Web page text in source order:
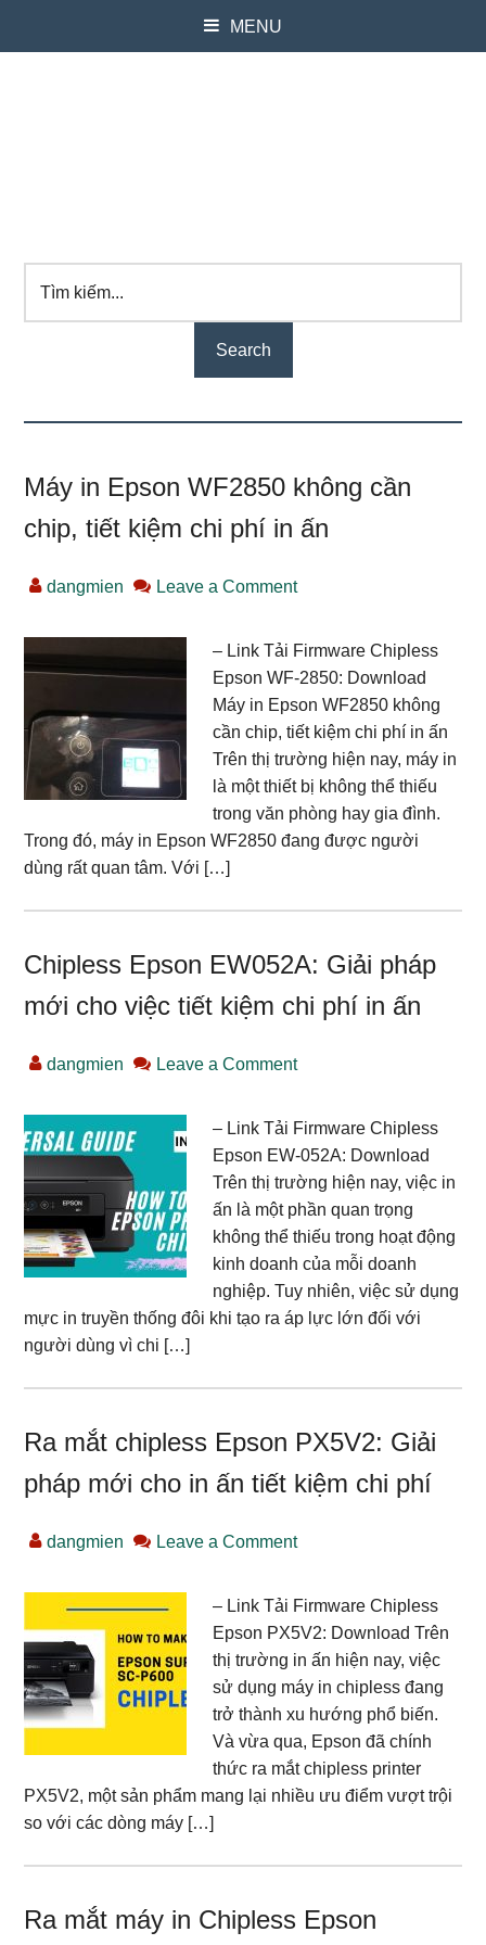
MENU
kiếm...
Máy in Epson WF2850 không cần
chip, tiết kiệm chi phí in ấn
dangmien Leave a Comment
– Link Tải Firmware Chipless
Epson WF-2850: Download
Máy in Epson WF2850 không
cần chip, tiết kiệm chi phí in ấn
Trên thị trường hiện nay, máy in
là một thiết bị không thể thiếu
trong văn phòng hay gia đình.
Trong đó, máy in Epson WF2850 đang được người
dùng rất quan tâm. Với […]
Chipless Epson EW052A: Giải pháp
mới cho việc tiết kiệm chi phí in ấn
dangmien Leave a Comment
– Link Tải Firmware Chipless
Epson EW-052A: Download
Trên thị trường hiện nay, việc in
ấn là một phần quan trọng
không thể thiếu trong hoạt động
kinh doanh của mỗi doanh
nghiệp. Tuy nhiên, việc sử dụng
mực in truyền thống đôi khi tạo ra áp lực lớn đối với
người dùng vì chi […]
Ra mắt chipless Epson PX5V2: Giải
pháp mới cho in ấn tiết kiệm chi phí
dangmien Leave a Comment
– Link Tải Firmware Chipless
Epson PX5V2: Download Trên
thị trường in ấn hiện nay, việc
sử dụng máy in chipless đang
trở thành xu hướng phổ biến.
Và vừa qua, Epson đã chính
thức ra mắt chipless printer
PX5V2, một sản phẩm mang lại nhiều ưu điểm vượt trội
so với các dòng máy […]
Ra mắt máy in Chipless Epson